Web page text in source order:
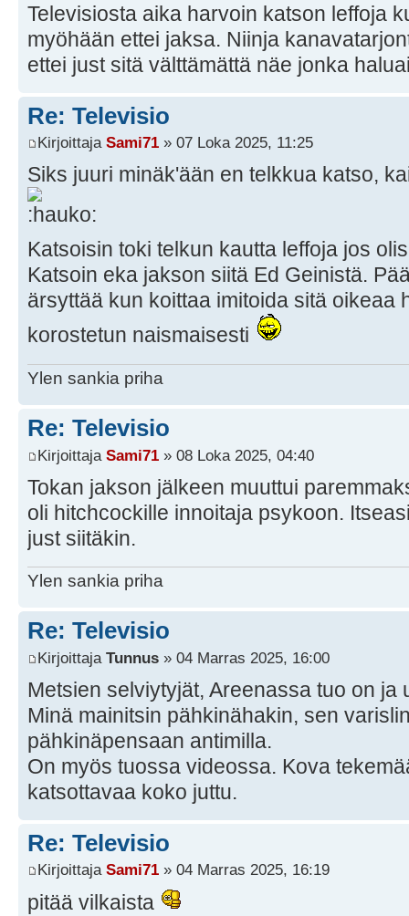
Televisiosta aika harvoin katson leffoja
myöhään ettei jaksa. Niinja
ettei just sitä välttämättä näe jonka
Re: Televisio
Kirjoittaja Sami71 » 07 Loka 2025, 11:25
Siks juuri minäk'ään en telkkua katso,
Katsoisin toki telkun kautta leffoja jos
Katsoin eka jakson siitä Ed Geinistä.
ärsyttää kun koittaa imitoida sitä oikeaa
korostetun naismaisesti
Ylen sankia priha
Re: Televisio
Kirjoittaja Sami71 » 08 Loka 2025, 04:40
Tokan jakson jälkeen muuttui
oli hitchcockille innoitaja psykoon.
just siitäkin.
Ylen sankia priha
Re: Televisio
Kirjoittaja Tunnus » 04 Marras 2025, 16:00
Metsien selviytyjät, Areenassa tuo on ja
Minä mainitsin pähkinähakin, sen
pähkinäpensaan antimilla.
On myös tuossa videossa. Kova
katsottavaa koko juttu.
Re: Televisio
Kirjoittaja Sami71 » 04 Marras 2025, 16:19
pitää vilkaista